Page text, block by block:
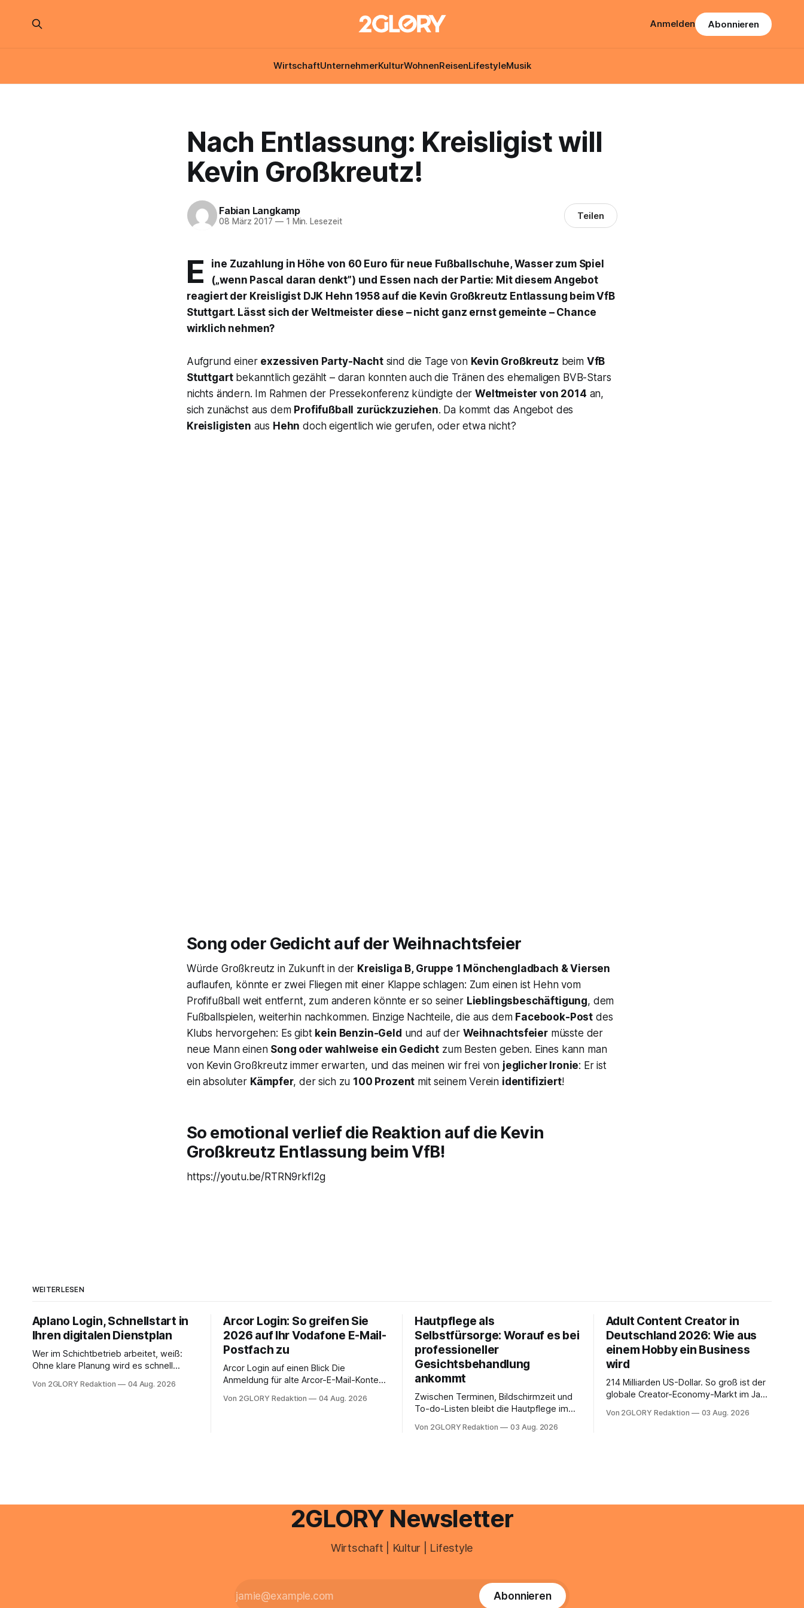
WirtschaftUnternehmerKulturWohnenReisenLifestyleMusik
Anmelden Abonnieren
Nach Entlassung: Kreisligist will
Kevin Großkreutz!
Fabian Langkamp
08 März 2017 —1 Min. Lesezeit Teilen
E
ine Zuzahlung in Höhe von 60 Euro für neue Fußballschuhe, Wasser zum Spiel
(„wenn Pascal daran denkt”) und Essen nach der Partie: Mit diesem Angebot
reagiert der Kreisligist DJK Hehn 1958 auf die Kevin Großkreutz Entlassung beim VfB
Stuttgart. Lässt sich der Weltmeister diese – nicht ganz ernst gemeinte – Chance
wirklich nehmen?
Aufgrund einer exzessiven Party-Nachtsind die Tage von Kevin Großkreutz beim VfB
Stuttgartbekanntlich gezählt – daran konnten auch die Tränen des ehemaligen BVB-Stars
nichts ändern. Im Rahmen der Pressekonferenz kündigte derWeltmeister von 2014 an,
sich zunächst aus dem Profifußball zurückzuziehen. Da kommt das Angebot des
Kreisligisten aus Hehn doch eigentlich wie gerufen, oder etwa nicht?
Song oder Gedicht auf der Weihnachtsfeier
Würde Großkreutz in Zukunft in der Kreisliga B, Gruppe 1 Mönchengladbach & Viersen
auflaufen, könnte er zwei Fliegen mit einer Klappe schlagen: Zum einen ist Hehn vom
Profifußball weit entfernt, zum anderen könnte er so seiner Lieblingsbeschäftigung, dem
Fußballspielen, weiterhin nachkommen. Einzige Nachteile, die aus dem Facebook-Post des
Klubs hervorgehen: Es gibt kein Benzin-Geld und auf der Weihnachtsfeiermüsste der
neue Mann einen Song oder wahlweise ein Gedicht zum Besten geben. Eines kann man
von Kevin Großkreutz immer erwarten, und das meinen wir frei von jeglicher Ironie: Er ist
ein absoluter Kämpfer, der sich zu 100 Prozent mit seinem Verein identifiziert!
So emotional verlief die Reaktion auf die Kevin
Großkreutz Entlassung beim VfB!
https://youtu.be/RTRN9rkfl2g
WEITERLESEN
Aplano Login, Schnellstart in
Ihren digitalen Dienstplan
Wer im Schichtbetrieb arbeitet, weiß:
Ohne klare Planung wird es schnell
zentraler Zugangspunkt, um dienstpläne,
Von 2GLORY Redaktion 04 Aug. 2026
Arcor Login: So greifen Sie
2026 auf Ihr Vodafone E-Mail-
Postfach zu
Arcor Login auf einen Blick Die
Anmeldung für alte Arcor-E-Mail-Konten
noch eine e mail adresse mit der Endung
Von 2GLORY Redaktion 04 Aug. 2026
Hautpflege als
Selbstfürsorge: Worauf es bei
professioneller
Gesichtsbehandlung
ankommt
Zwischen Terminen, Bildschirmzeit und
To-do-Listen bleibt die Hautpflege im
schnell abschminken, morgens eine
Unreinheiten. Professionelle
Von 2GLORY Redaktion 03 Aug. 2026
Adult Content Creator in
Deutschland 2026: Wie aus
einem Hobby ein Business
wird
214 Milliarden US-Dollar. So groß ist der
globale Creator-Economy-Markt im Jahr
22 Prozent. Was lange als
Von 2GLORY Redaktion 03 Aug. 2026
2GLORY Newsletter
Wirtschaft | Kultur | Lifestyle
Abonnieren